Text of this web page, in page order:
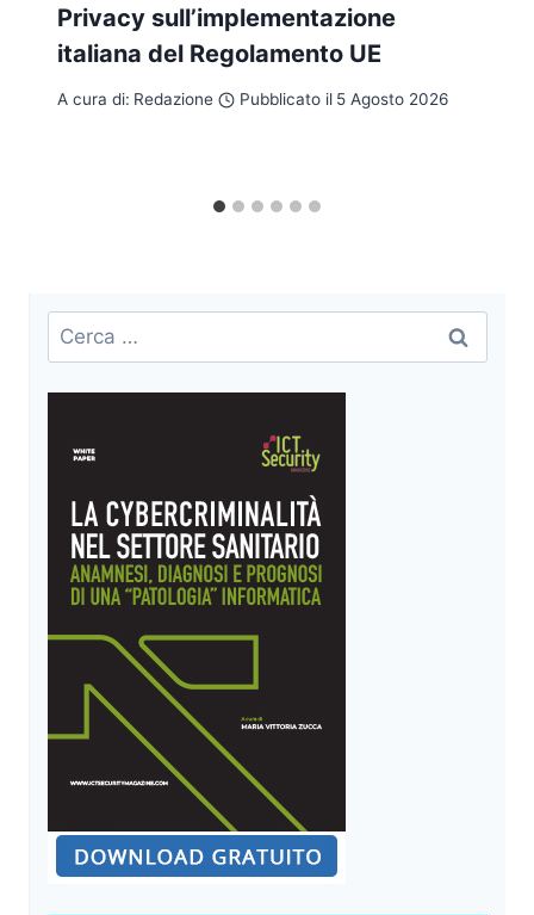
Privacy sull’implementazione
italiana del Regolamento UE
A cura di: Redazione Pubblicato il 5 Agosto 2026
Ricerca
per: